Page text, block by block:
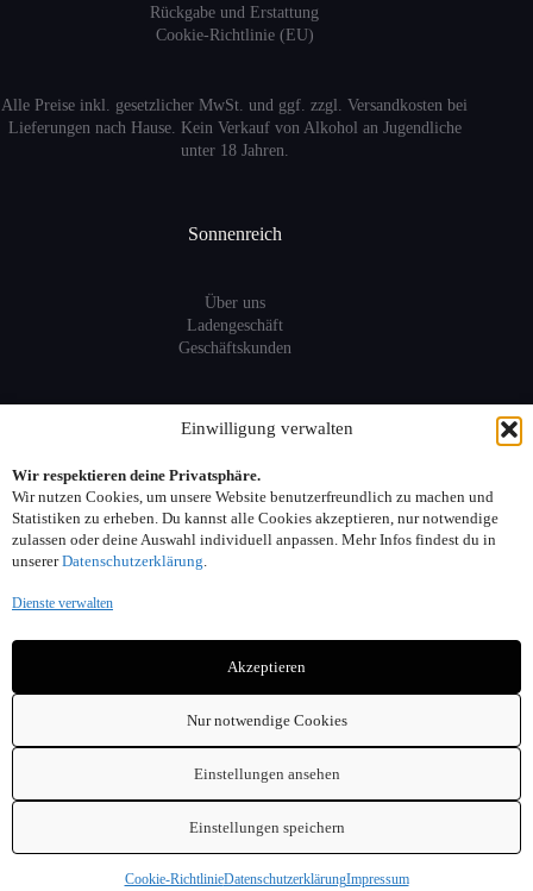
Einwilligung verwalten
Wir respektieren deine Privatsphäre.
Wir nutzen Cookies, um unsere Website benutzerfreundlich zu machen und
Statistiken zu erheben. Du kannst alle Cookies akzeptieren, nur notwendige
zulassen oder deine Auswahl individuell anpassen. Mehr Infos findest du in
unsererDatenschutzerklärung.
Dienste verwalten
Akzeptieren
Nur notwendige Cookies
Einstellungen ansehen
Einstellungen speichern
Cookie-RichtlinieDatenschutzerklärungImpressum
Rückgabe und Erstattung
Cookie-Richtlinie (EU)
Alle Preise inkl. gesetzlicher MwSt. und ggf. zzgl. Versandkosten bei
Lieferungen nach Hause. Kein Verkauf von Alkohol an Jugendliche
unter 18 Jahren.
Sonnenreich
Über uns
Ladengeschäft
Geschäftskunden
Information
Sitemap
FAQ
Adresse: Seelower Strasse 6, 10439 Berlin
Email: info(at)sonnenreich-weine.de
Copyright © 2026 - Sonnenreich Weine am Arnimplatz